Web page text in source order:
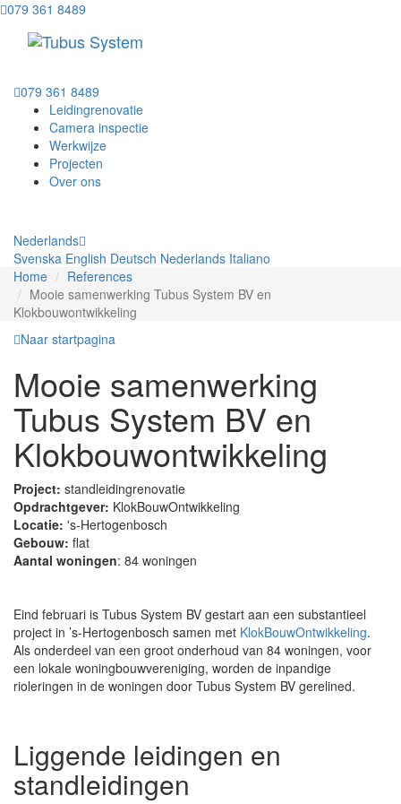
079 361 8489
079 361 8489
Leidingrenovatie
Camera inspectie
Werkwijze
Projecten
Over ons
Nederlands
Svenska English Deutsch Nederlands Italiano
Home
References
Mooie samenwerking Tubus System BV en
Klokbouwontwikkeling
Naar startpagina
Mooie samenwerking
Tubus System BV en
Klokbouwontwikkeling
Project: standleidingrenovatie
Opdrachtgever: KlokBouwOntwikkeling
Locatie: 's-Hertogenbosch
Gebouw: flat
Aantal woningen: 84 woningen
Eind februari is Tubus System BV gestart aan een substantieel
project in ’s-Hertogenbosch samen met KlokBouwOntwikkeling.
Als onderdeel van een groot onderhoud van 84 woningen, voor
een lokale woningbouwvereniging, worden de inpandige
rioleringen in de woningen door Tubus System BV gerelined.
Liggende leidingen en
standleidingen